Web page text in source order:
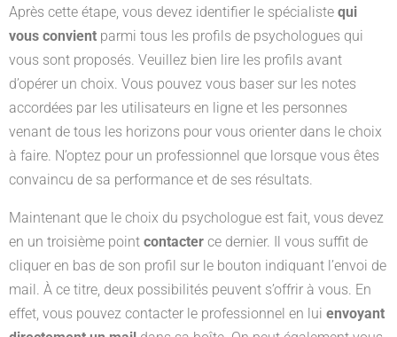
Après cette étape, vous devez identifier le spécialiste qui
vous convient parmi tous les profils de psychologues qui
vous sont proposés. Veuillez bien lire les profils avant
d’opérer un choix. Vous pouvez vous baser sur les notes
accordées par les utilisateurs en ligne et les personnes
venant de tous les horizons pour vous orienter dans le choix
à faire. N’optez pour un professionnel que lorsque vous êtes
convaincu de sa performance et de ses résultats.
Maintenant que le choix du psychologue est fait, vous devez
en un troisième point contacter ce dernier. Il vous suffit de
cliquer en bas de son profil sur le bouton indiquant l’envoi de
mail. À ce titre, deux possibilités peuvent s’offrir à vous. En
effet, vous pouvez contacter le professionnel en lui envoyant